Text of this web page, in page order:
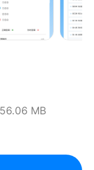
试题。
设计师、系统分
56.06 MB